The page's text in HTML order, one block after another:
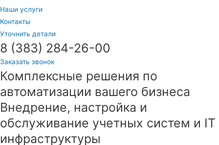
Наши услуги
Контакты
Уточнить детали
8 (383) 284-26-00
Заказать звонок
Комплексные решения по
автоматизации вашего бизнеса
Внедрение, настройка и
обслуживание учетных систем и IT
инфраструктуры